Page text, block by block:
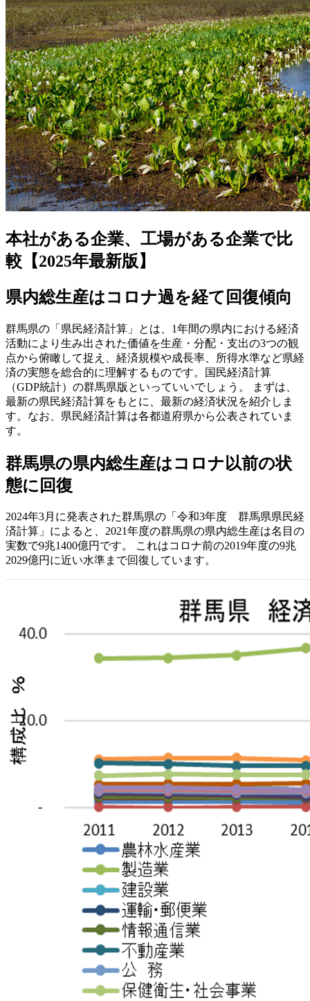
本社がある企業、工場がある企業で比
較【2025年最新版】
県内総生産はコロナ過を経て回復傾向
群馬県の「県民経済計算」とは、1年間の県内における経済
活動により生み出された価値を生産・分配・支出の3つの観
点から俯瞰して捉え、経済規模や成長率、所得水準など県経
済の実態を総合的に理解するものです。国民経済計算
（GDP統計）の群馬県版といっていいでしょう。 まずは、
最新の県民経済計算をもとに、最新の経済状況を紹介しま
す。なお、県民経済計算は各都道府県から公表されていま
す。
群馬県の県内総生産はコロナ以前の状
態に回復
2024年3月に発表された群馬県の「令和3年度 群馬県県民経
済計算」によると、2021年度の群馬県の県内総生産は名目の
実数で9兆1400億円です。 これはコロナ前の2019年度の9兆
2029億円に近い水準まで回復しています。